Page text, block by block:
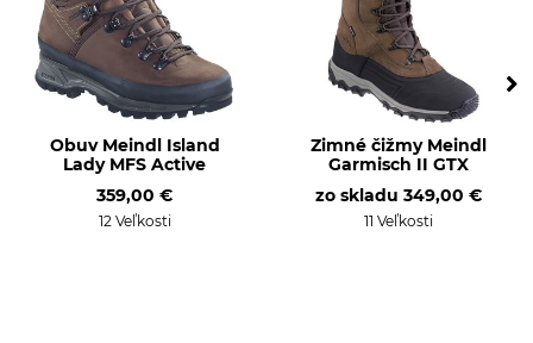
Obuv Meindl Island
Lady MFS Active
359,00 €
12 Veľkosti
Zimné čižmy Meindl
Garmisch II GTX
zo skladu 349,00 €
11 Veľkosti